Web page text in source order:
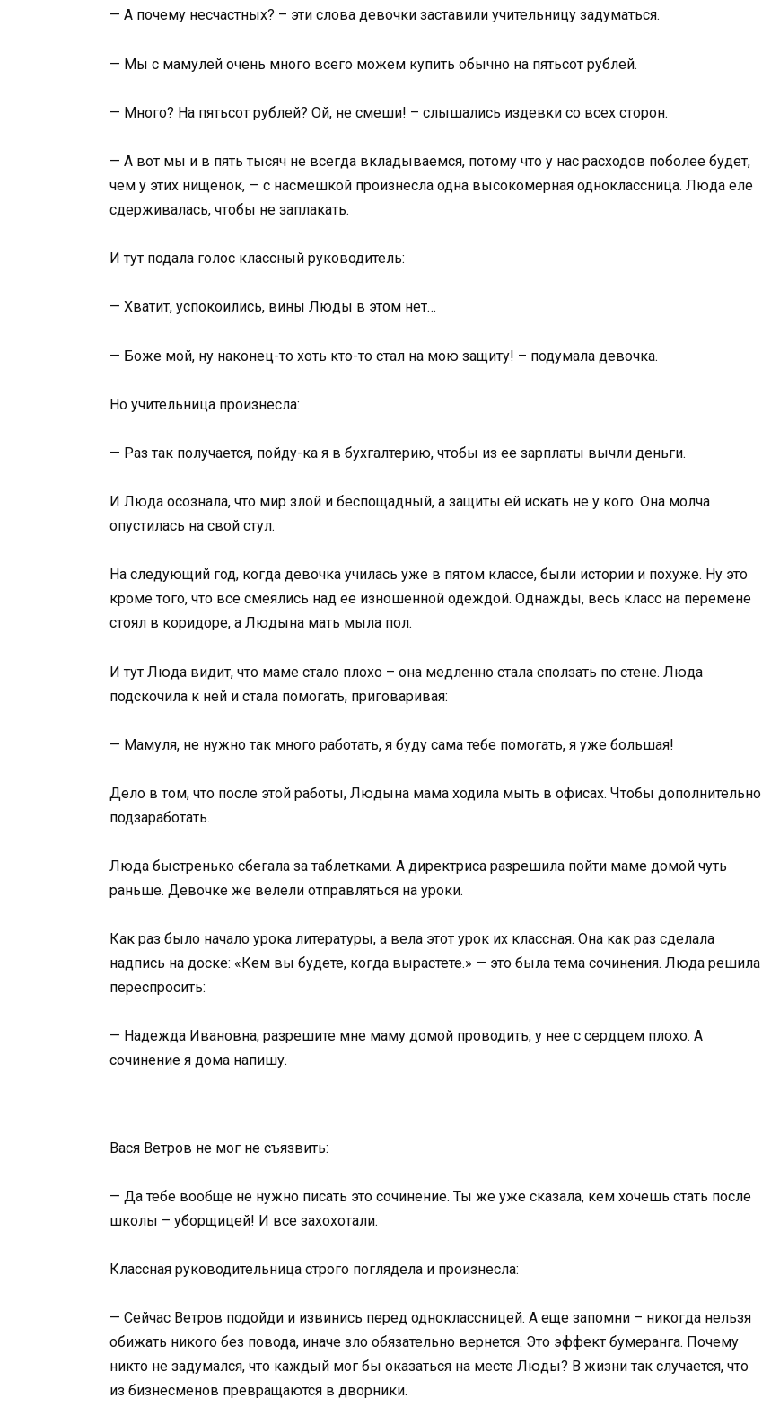
— А почему несчастных? – эти слова девочки заставили учительницу задуматься.
— Мы с мамулей очень много всего можем купить обычно на пятьсот рублей.
— Много? На пятьсот рублей? Ой, не смеши! – слышались издевки со всех сторон.
— А вот мы и в пять тысяч не всегда вкладываемся, потому что у нас расходов поболее будет,
чем у этих нищенок, — с насмешкой произнесла одна высокомерная одноклассница. Люда еле
сдерживалась, чтобы не заплакать.
И тут подала голос классный руководитель:
— Хватит, успокоились, вины Люды в этом нет…
— Боже мой, ну наконец-то хоть кто-то стал на мою защиту! – подумала девочка.
Но учительница произнесла:
— Раз так получается, пойду-ка я в бухгалтерию, чтобы из ее зарплаты вычли деньги.
И Люда осознала, что мир злой и беспощадный, а защиты ей искать не у кого. Она молча
опустилась на свой стул.
На следующий год, когда девочка училась уже в пятом классе, были истории и похуже. Ну это
кроме того, что все смеялись над ее изношенной одеждой. Однажды, весь класс на перемене
стоял в коридоре, а Людына мать мыла пол.
И тут Люда видит, что маме стало плохо – она медленно стала сползать по стене. Люда
подскочила к ней и стала помогать, приговаривая:
— Мамуля, не нужно так много работать, я буду сама тебе помогать, я уже большая!
Дело в том, что после этой работы, Людына мама ходила мыть в офисах. Чтобы дополнительно
подзаработать.
Люда быстренько сбегала за таблетками. А директриса разрешила пойти маме домой чуть
раньше. Девочке же велели отправляться на уроки.
Как раз было начало урока литературы, а вела этот урок их классная. Она как раз сделала
надпись на доске: «Кем вы будете, когда вырастете.» — это была тема сочинения. Люда решила
переспросить:
— Надежда Ивановна, разрешите мне маму домой проводить, у нее с сердцем плохо. А
сочинение я дома напишу.
Вася Ветров не мог не съязвить:
— Да тебе вообще не нужно писать это сочинение. Ты же уже сказала, кем хочешь стать после
школы – уборщицей! И все захохотали.
Классная руководительница строго поглядела и произнесла:
— Сейчас Ветров подойди и извинись перед одноклассницей. А еще запомни – никогда нельзя
обижать никого без повода, иначе зло обязательно вернется. Это эффект бумеранга. Почему
никто не задумался, что каждый мог бы оказаться на месте Люды? В жизни так случается, что
из бизнесменов превращаются в дворники.